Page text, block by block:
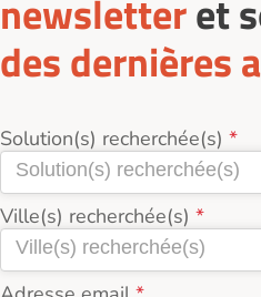
newsletteret
des dernières
Solution(s) recherchée(s)
Ville(s) recherchée(s)